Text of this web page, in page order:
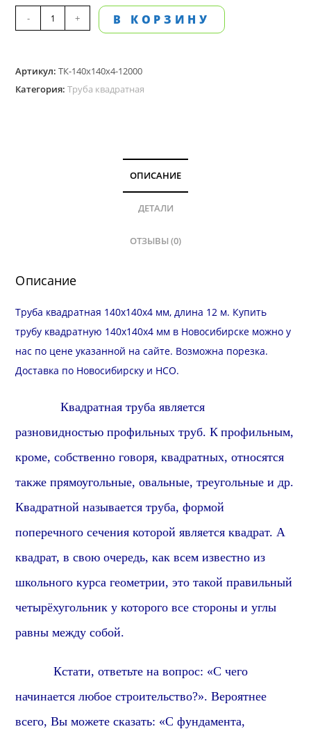
Количество
товара
квадратная
140х140
- + В КОРЗИНУ
Артикул:ТК-140х140х4-12000
Категория:Труба квадратная
ОПИСАНИЕ
ДЕТАЛИ
ОТЗЫВЫ (0)
Описание
Труба квадратная 140х140х4 мм, длина 12 м. Купить
трубу квадратную 140х140х4 мм в Новосибирске можно у
нас по цене указанной на сайте. Возможна порезка.
Доставка по Новосибирску и НСО.
Квадратная труба является
разновидностью профильных труб.К профильным,
кроме, собственно говоря, квадратных, относятся
также прямоугольные, овальные, треугольные и др.
Квадратной называется труба, формой
поперечного сечения которой является квадрат. А
квадрат, в свою очередь, как всем известно из
школьного курса геометрии, это такой правильный
четырёхугольник у которого все стороны и углы
равны между собой.
Кстати, ответьте на вопрос: «С чего
начинается любое строительство?». Вероятнее
всего, Вы можете сказать: «С фундамента,